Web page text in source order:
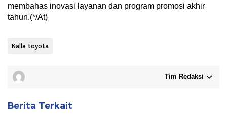
membahas inovasi layanan dan program promosi akhir
tahun.(*/At)
Kalla toyota
Tim Redaksi
Berita Terkait